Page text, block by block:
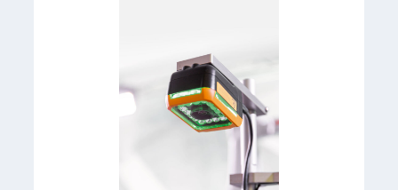
h
m
e
b
s
b